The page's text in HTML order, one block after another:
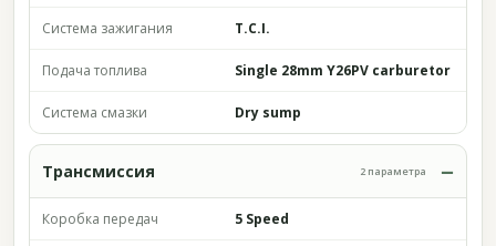
Система зажигания T.C.I.
Подача топлива Single 28mm Y26PV carburetor
Система смазки Dry sump
Трансмиссия 2 параметра
Коробка передач 5 Speed